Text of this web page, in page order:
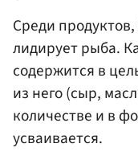
Среди
лидирует рыба.
содержится в
из него (сыр,
количестве и в
усваивается.